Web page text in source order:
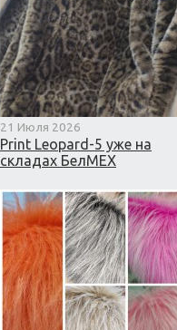
21 Июля 2026
Print Leopard-5 уже на
складах БелМЕХ